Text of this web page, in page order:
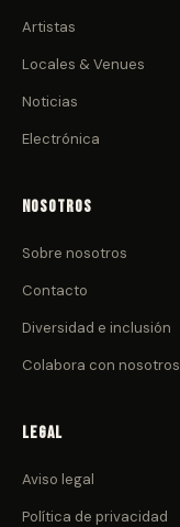
Artistas
Locales & Venues
Noticias
Electrónica
Nosotros
Sobre nosotros
Contacto
Diversidad e inclusión
Colabora con nosotros
Legal
Aviso legal
Política de privacidad